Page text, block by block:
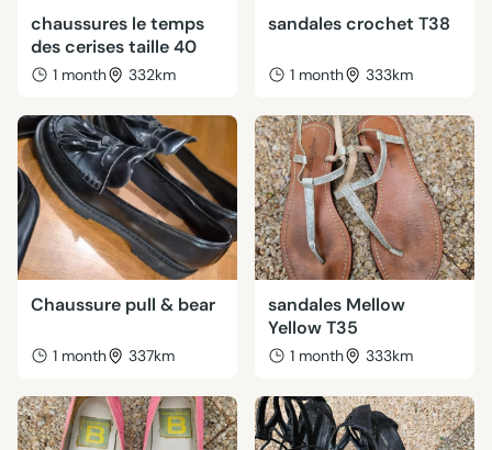
chaussures le temps
des cerises taille 40
1 month 332km
sandales crochet T38
1 month 333km
Chaussure pull & bear
1 month 337km
sandales Mellow
Yellow T35
1 month 333km